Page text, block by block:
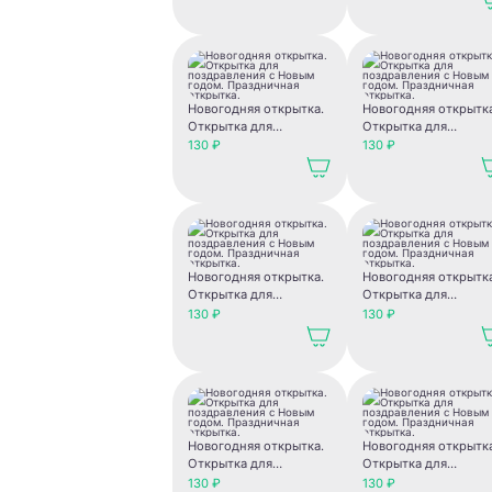
Новогодняя открытка.
Открытка для
поздравления с Новым
годом. Праздничная
130 ₽
Новогодняя
Открытка для
поздравления с
годом. Праздничная
130 ₽
Новогодняя открытка.
Открытка для
поздравления с Новым
годом. Праздничная
130 ₽
Новогодняя
Открытка для
поздравления с
годом. Праздничная
130 ₽
Новогодняя открытка.
Открытка для
поздравления с Новым
130 ₽
Новогодняя
Открытка для
поздравления с
130 ₽